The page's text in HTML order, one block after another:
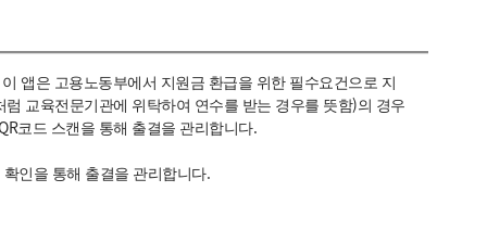
앱은 고용노동부에서 지원금 환급을 위한 필수요건으로 지
교육전문기관에 위탁하여 연수를 받는 경우를 뜻함)의 경우
코드 스캔을 통해 출결을 관리합니다.
인을 통해 출결을 관리합니다.